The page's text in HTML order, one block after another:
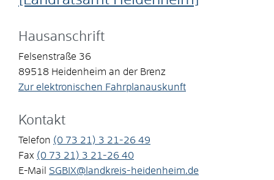
Hausanschrift
Felsenstraße 36
89518 Heidenheim an der Brenz
Zur elektronischen Fahrplanauskunft
Kontakt
Telefon (0 73 21) 3 21-26 49
Fax (0 73 21) 3 21-26 40
E-Mail
SGBIX@landkreis-heidenheim.de